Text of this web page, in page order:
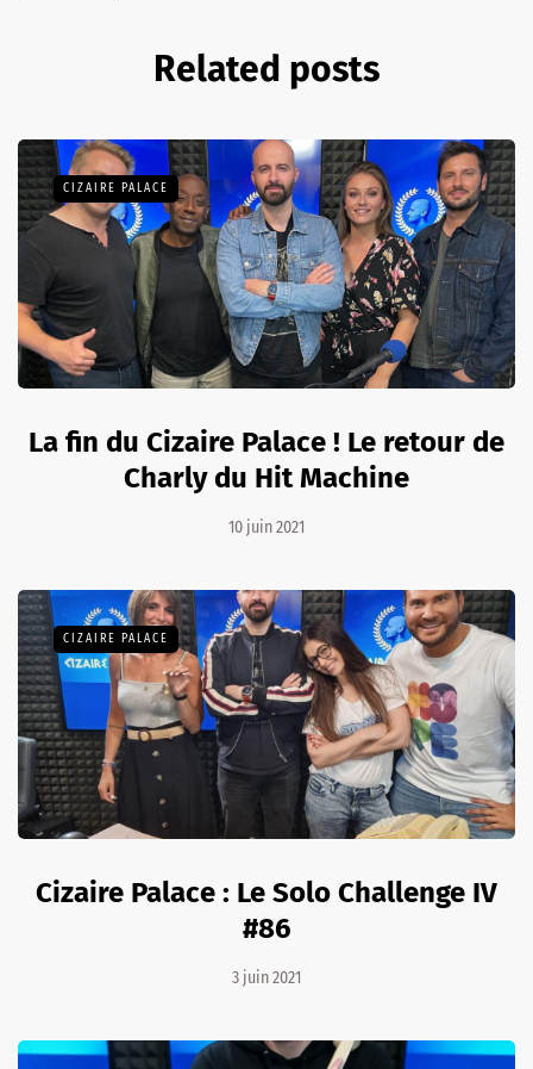
Related posts
CIZAIRE PALACE
La fin du Cizaire Palace ! Le retour de
Charly du Hit Machine
10 juin 2021
CIZAIRE PALACE
Cizaire Palace : Le Solo Challenge IV
#86
3 juin 2021